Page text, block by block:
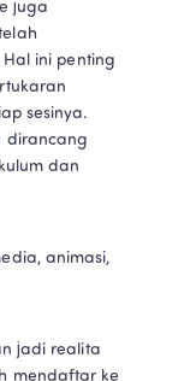
juga
ini penting
sesinya.
dirancang
dan
animasi,
jadi realita
mendaftar ke